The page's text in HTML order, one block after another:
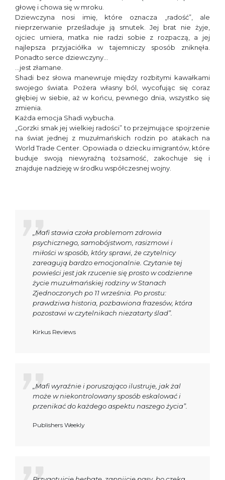
głowę i chowa się w mroku.
Dziewczyna nosi imię, które oznacza „radość”, ale
nieprzerwanie prześladuje ją smutek. Jej brat nie żyje,
ojciec umiera, matka nie radzi sobie z rozpaczą, a jej
najlepsza przyjaciółka w tajemniczy sposób zniknęła.
Ponadto serce dziewczyny…
…jest złamane.
Shadi bez słowa manewruje między rozbitymi kawałkami
swojego świata. Pożera własny ból, wycofując się coraz
głębiej w siebie, aż w końcu, pewnego dnia, wszystko się
zmienia.
Każda emocja Shadi wybucha.
„Gorzki smak jej wielkiej radości” to przejmujące spojrzenie
na świat jednej z muzułmańskich rodzin po atakach na
World Trade Center. Opowiada o dziecku imigrantów, które
buduje swoją niewyraźną tożsamość, zakochuje się i
znajduje nadzieję w środku współczesnej wojny.
„Mafi stawia czoła problemom zdrowia
psychicznego, samobójstwom, rasizmowi i
miłości w sposób, który sprawi, że czytelnicy
zareagują bardzo emocjonalnie. Czytanie tej
powieści jest jak rzucenie się prosto w codzienne
życie muzułmańskiej rodziny w Stanach
Zjednoczonych po 11 września. Po prostu:
prawdziwa historia, pozbawiona frazesów, która
pozostawi w czytelnikach niezatarty ślad”.
Kirkus Reviews
„Mafi wyraźnie i poruszająco ilustruje, jak żal
może w niekontrolowany sposób eskalować i
przenikać do każdego aspektu naszego życia”.
Publishers Weekly